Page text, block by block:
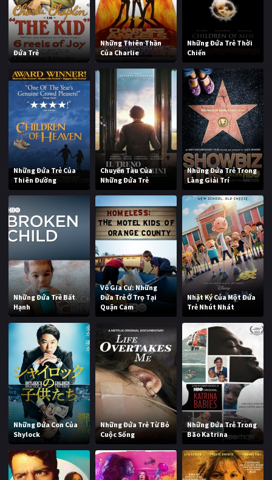
Đứa Trẻ
Những Thiên Thần
Của Charlie
Những Đứa Trẻ Thời
Chiến
Những Đứa Trẻ Của
Thiên Đường
Chuyến Tàu Của
Những Đứa Trẻ
Những Đứa Trẻ Trong
Làng Giải Trí
Những Đứa Trẻ Bất
Hạnh
Vô Gia Cư: Những
Đứa Trẻ Ở Trọ Tại
Quận Cam
Nhật Ký Của Một Đứa
Trẻ Nhút Nhát
Những Đứa Con Của
Shylock
Những Đứa Trẻ Từ Bỏ
Cuộc Sống
Những Đứa Trẻ Trong
Bão Katrina